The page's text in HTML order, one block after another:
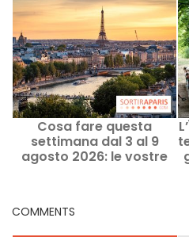
Cosa fare questa
settimana dal 3 al 9
agosto 2026: le vostre
COMMENTS